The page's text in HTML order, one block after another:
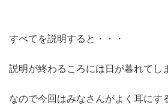
すべてを説明すると・・・
説明が終わるころには日が暮れてし
なので今回はみなさんがよく耳にす